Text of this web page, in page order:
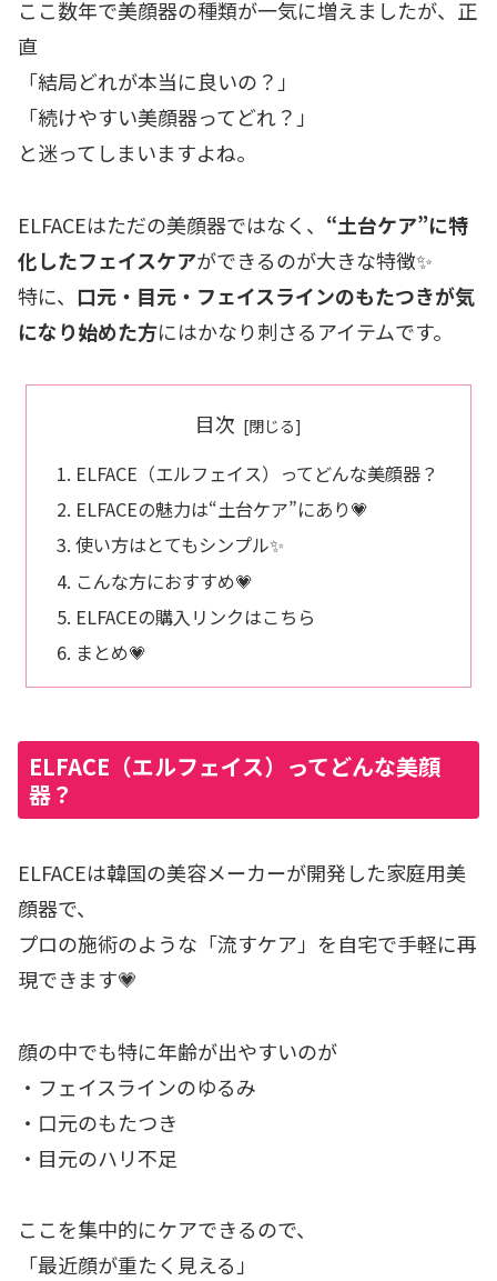
ここ数年で美顔器の種類が一気に増えましたが、正
直
「結局どれが本当に良いの？」
「続けやすい美顔器ってどれ？」
と迷ってしまいますよね。
ELFACEはただの美顔器ではなく、 “土台ケア”に特
化したフェイスケアができるのが大きな特徴✨
特に、 口元・目元・フェイスラインのもたつきが気
になり始めた方にはかなり刺さるアイテムです。
目次
ELFACE（エルフェイス）ってどんな美顔器？
ELFACEの魅力は“土台ケア”にあり💗
使い方はとてもシンプル✨
こんな方におすすめ💗
ELFACEの購入リンクはこちら
まとめ💗
ELFACE（エルフェイス）ってどんな美顔
器？
ELFACEは韓国の美容メーカーが開発した家庭用美
顔器で、
プロの施術のような「流すケア」を自宅で手軽に再
現できます💗
顔の中でも特に年齢が出やすいのが
・フェイスラインのゆるみ
・口元のもたつき
・目元のハリ不足
ここを集中的にケアできるので、
「最近顔が重たく見える」